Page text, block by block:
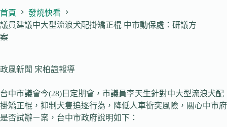
首頁
發燒快看
議員建議中大型流浪犬配掛矯正棍 中市動保處：研議方
案
政風新聞 宋柏誼報導
台中市議會今(28)日定期會，市議員李天生針對中大型流浪犬配
掛矯正棍，抑制犬隻追逐行為，降低人車衝突風險，關心中市府
是否試辦ㄧ案，台中市政府說明如下：